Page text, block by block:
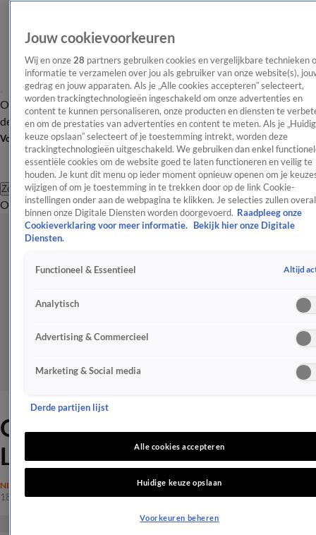
OverzichtAfleveringen Entertainment TV Algemeen
Tip
de redactieNieuwsbrief
Volg Shownieuws
Zoeken
OverzichtEntertainmentSpraakmakendRealityCrimeVideo's
Opnieuw groot verlies voor
Louisa Janssen
NIEUWS
18 juni 2024, 19:33
Jouw cookievoorkeuren
Wij en onze 28 partners gebruiken cookies en vergelijkbare technieken
informatie te verzamelen over jou als gebruiker van onze website(s),
gedrag en jouw apparaten. Als je „Alle cookies accepteren” selecteert,
worden trackingtechnologieën ingeschakeld om onze advertenties en
content te kunnen personaliseren, onze producten en diensten te
en om de prestaties van advertenties en content te meten. Als je
keuze opslaan” selecteert of je toestemming intrekt, worden deze
trackingtechnologieën uitgeschakeld. We gebruiken dan enkel
essentiële cookies om de website goed te laten functioneren en veilig te
houden. Je kunt dit menu op ieder moment opnieuw openen om je
wijzigen of om je toestemming in te trekken door op de link Cookie-
instellingen onder aan de webpagina te klikken. Je selecties zullen overal
binnen onze Digitale Diensten worden doorgevoerd. Raadpleeg onze
Cookieverklaring voor meer informatie.
Bekijk hier onze Digitale
Diensten.
Functioneel & Essentieel Altijd
Analytisch
Advertising & Commercieel
Marketing & Social media
Derde partijen lijst
Alle cookies accepteren
Huidige keuze opslaan
Voorkeuren beheren